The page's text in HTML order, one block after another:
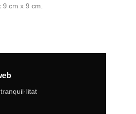
9 cm x 9 cm.
costat vermell
superior.